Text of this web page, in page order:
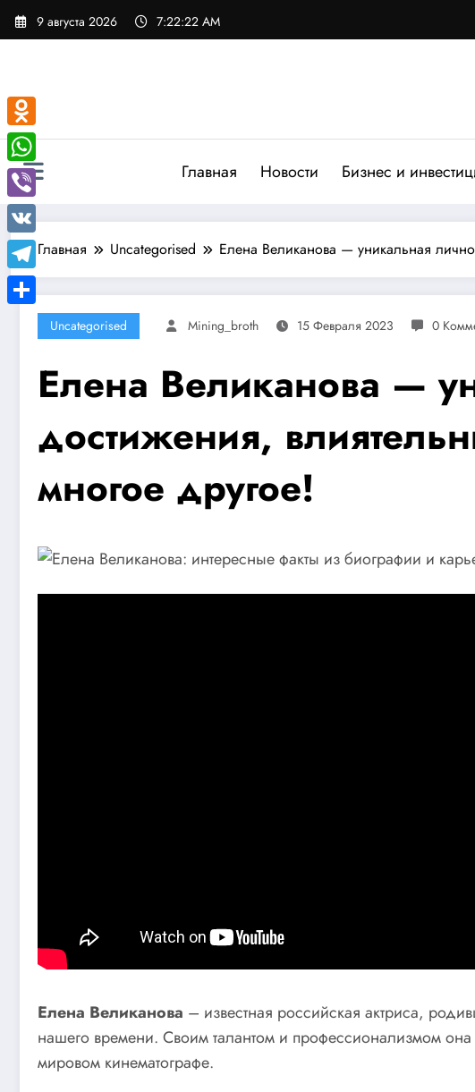
Перейти
9 августа 2026 7:22:22 AM
Главная Новости Бизнес и
Главная Uncategorised Елена Великанова — уникальная
Uncategorised Mining_broth 15 Февраля 2023 0
Елена Великанова —
достижения,
многое другое!
Елена Великанова – известная российская актриса,
нашего времени. Своим талантом и профессионализмом
мировом кинематографе.
Odnoklassniki
WhatsApp
Viber
VK
Telegram
Отправить